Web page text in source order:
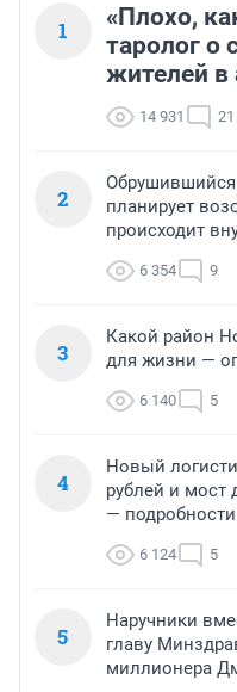
1
«Плохо,
таролог о
жителей в
14 931 21
2
Обрушившийся
планирует
происходит
6 354 9
3
Какой район
для жизни —
6 140 5
4
Новый
рублей и мост
— подробности
6 124 5
5
Наручники
главу
миллионера